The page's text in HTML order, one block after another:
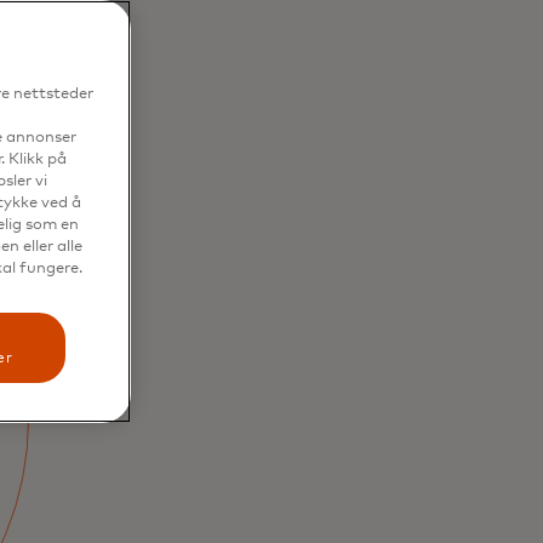
nettsteder
annonser
Klikk på
vi
ved å
som en
eller alle
fungere.